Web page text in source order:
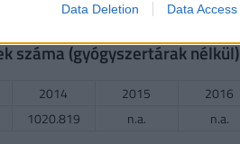
Data Deletion Data Access
1420.429 1321.867 1316.733
száma (gyógyszertárak nélkül)
2014 2015 2016
1020.819 n.a. n.a.